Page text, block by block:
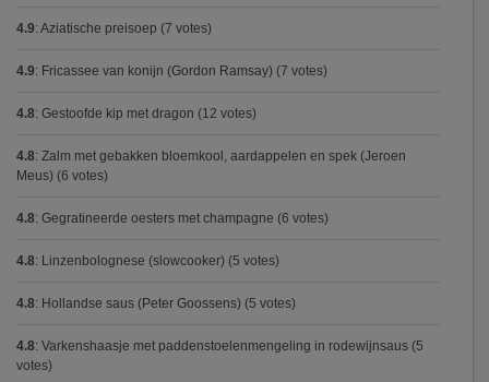
4.9: Aziatische preisoep (7 votes)
4.9: Fricassee van konijn (Gordon Ramsay) (7 votes)
4.8: Gestoofde kip met dragon (12 votes)
4.8: Zalm met gebakken bloemkool, aardappelen en spek (Jeroen
Meus) (6 votes)
4.8: Gegratineerde oesters met champagne (6 votes)
4.8: Linzenbolognese (slowcooker) (5 votes)
4.8: Hollandse saus (Peter Goossens) (5 votes)
4.8: Varkenshaasje met paddenstoelenmengeling in rodewijnsaus (5
votes)